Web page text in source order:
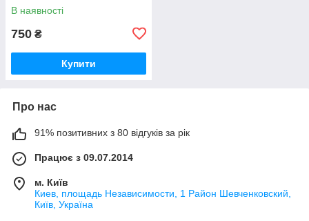
В наявності
750 ₴
Купити
Про нас
91% позитивних з 80 відгуків за рік
Працює з 09.07.2014
м. Київ
Киев, площадь Независимости, 1 Район Шевченковский,
Київ, Україна